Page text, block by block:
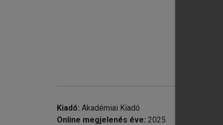
Kiadó: Akadémiai Kiadó
Online megjelenés éve: 2025